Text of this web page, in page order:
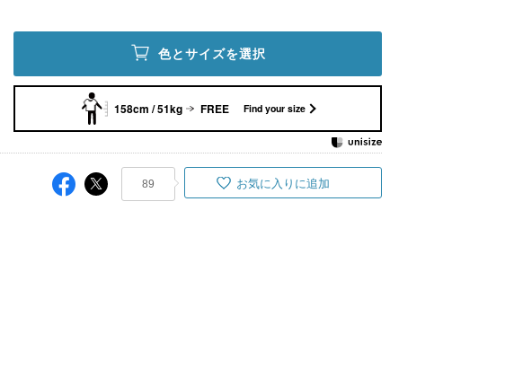
色とサイズを選択
158cm / 51kg FREE Find your size
89 お気に入りに追加